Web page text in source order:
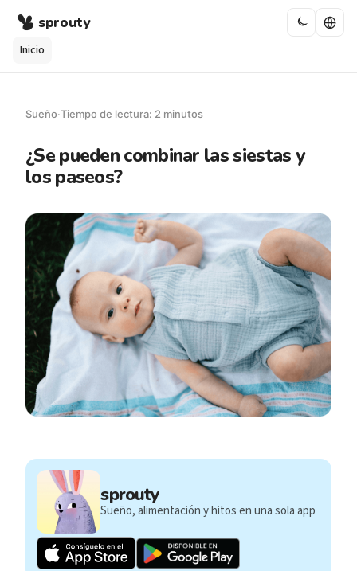
sprouty
Inicio
Sueño·Tiempo de lectura: 2 minutos
¿Se pueden combinar las siestas y
los paseos?
sprouty
Sueño, alimentación y hitos en una sola app